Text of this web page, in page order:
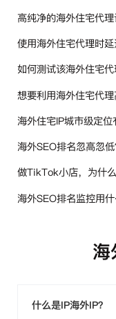
高纯净的海外住宅代理
做TikTok小店，为什
海
什么是IP海外IP？